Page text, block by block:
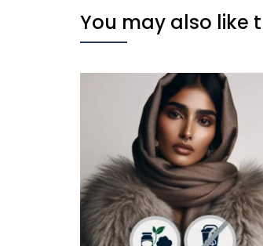
You may also like